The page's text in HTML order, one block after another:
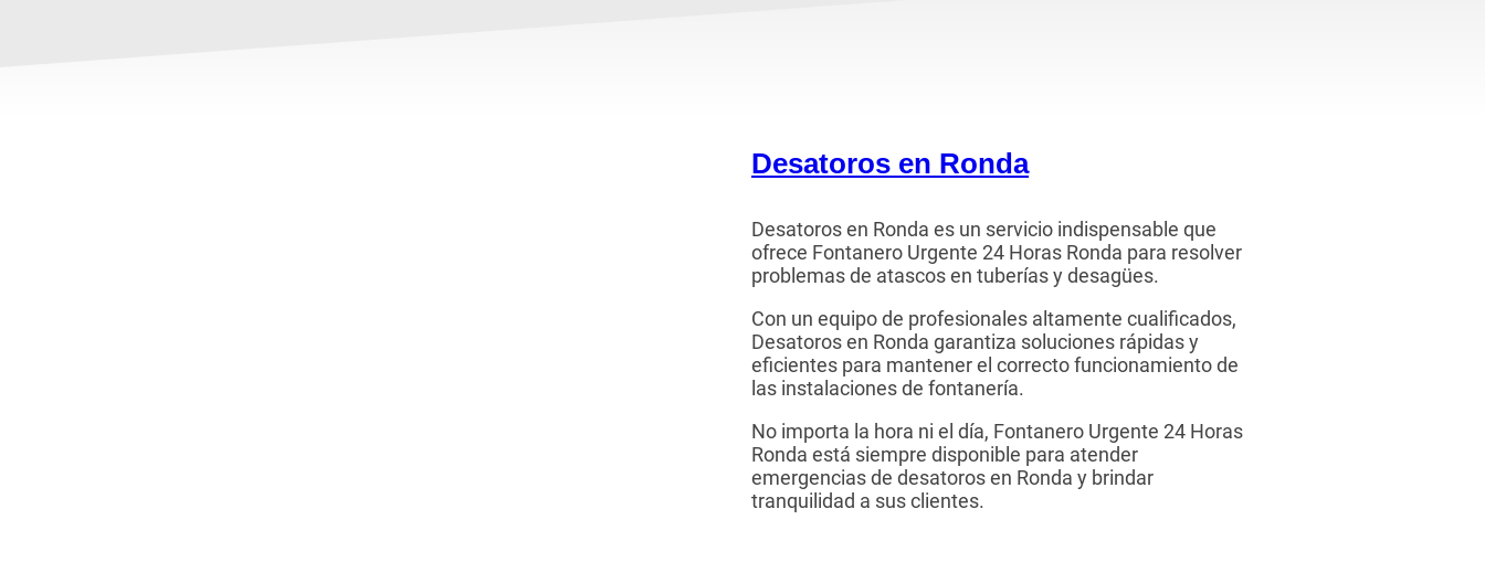
Desatoros en Ronda
Desatoros en Ronda es un servicio indispensable que
ofrece Fontanero Urgente 24 Horas Ronda para resolver
problemas de atascos en tuberías y desagües.
Con un equipo de profesionales altamente cualificados,
Desatoros en Ronda garantiza soluciones rápidas y
eficientes para mantener el correcto funcionamiento de
las instalaciones de fontanería.
No importa la hora ni el día, Fontanero Urgente 24 Horas
Ronda está siempre disponible para atender
emergencias de desatoros en Ronda y brindar
tranquilidad a sus clientes.